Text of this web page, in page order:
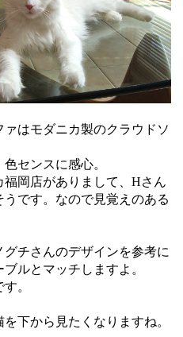
はモダニカ製のクラウドソ
センスに感心。
岡店がありまして、Hさん
です。なので見覚えのある
チさんのデザインを参考に
ルとマッチしますよ。
。
下から見たくなりますね。